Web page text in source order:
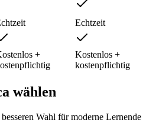
Echtzeit
+
Kostenlos +
kostenpflichtig
wählen
Wahl für moderne Lernende